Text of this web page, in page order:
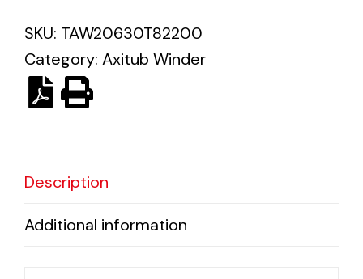
Solar lighting
Variety of solar solutions for all kinds of needs.
SKU: TAW20630T82200
Category: Axitub Winder
Description
Additional information